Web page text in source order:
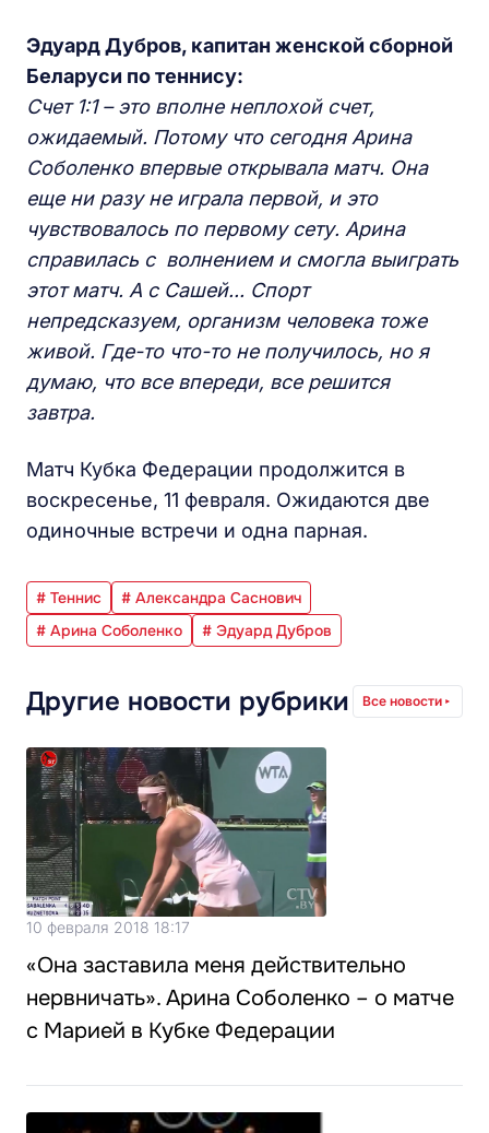
Эдуард Дубров, капитан женской сборной
Беларуси по теннису:
Счет 1:1 – это вполне неплохой счет,
ожидаемый. Потому что сегодня Арина
Соболенко впервые открывала матч. Она
еще ни разу не играла первой, и это
чувствовалось по первому сету. Арина
справилась с волнением и смогла выиграть
этот матч. А с Сашей... Спорт
непредсказуем, организм человека тоже
живой. Где-то что-то не получилось, но я
думаю, что все впереди, все решится
завтра.
Матч Кубка Федерации продолжится в
воскресенье, 11 февраля. Ожидаются две
одиночные встречи и одна парная.
# Теннис
# Александра Саснович
# Арина Соболенко
# Эдуард Дубров
Другие новости рубрики Все новости
10 февраля 2018 18:17
«Она заставила меня действительно
нервничать». Арина Соболенко – о матче
с Марией в Кубке Федерации